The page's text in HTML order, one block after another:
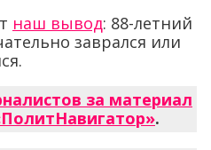
наш вывод: 88-летний
заврался или
за материал
.